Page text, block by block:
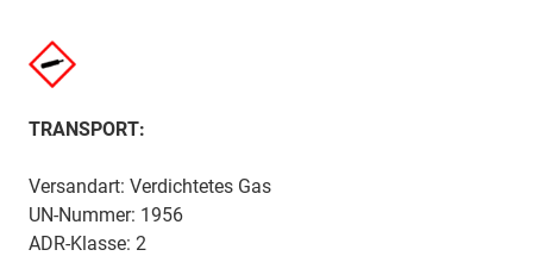
TRANSPORT:
Versandart: Verdichtetes Gas
UN-Nummer: 1956
ADR-Klasse: 2